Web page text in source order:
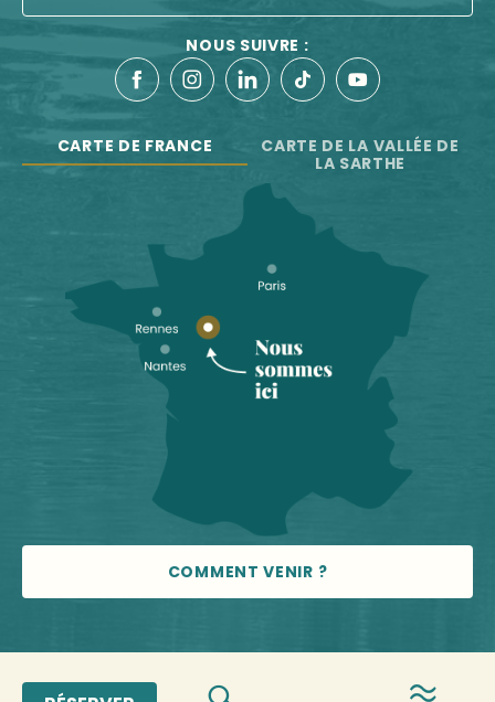
NOUS SUIVRE :
CARTE DE FRANCE
CARTE DE LA VALLÉE DE
LA SARTHE
COMMENT VENIR ?
© 2026 Vallée de la Sarthe